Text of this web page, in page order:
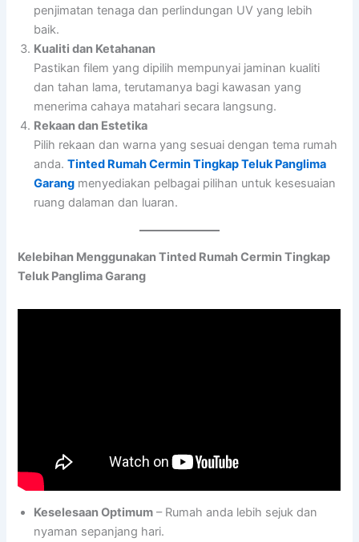
penjimatan tenaga dan perlindungan UV yang lebih
baik.
Kualiti dan Ketahanan
Pastikan filem yang dipilih mempunyai jaminan kualiti
dan tahan lama, terutamanya bagi kawasan yang
menerima cahaya matahari secara langsung.
Rekaan dan Estetika
Pilih rekaan dan warna yang sesuai dengan tema rumah
anda.Tinted Rumah Cermin Tingkap Teluk Panglima
Garang menyediakan pelbagai pilihan untuk kesesuaian
ruang dalaman dan luaran.
Kelebihan Menggunakan Tinted Rumah Cermin Tingkap
Teluk Panglima Garang
Keselesaan Optimum – Rumah anda lebih sejuk dan
nyaman sepanjang hari.